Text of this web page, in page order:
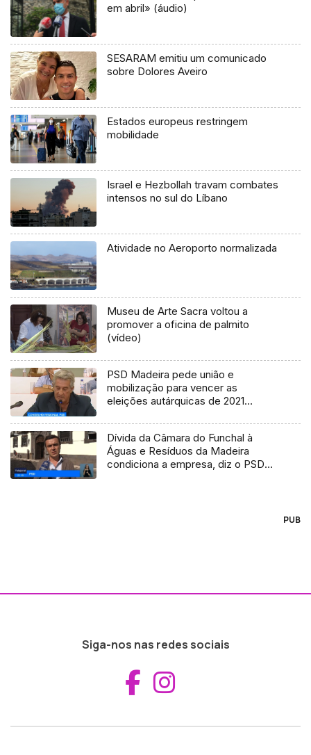
em abril» (áudio)
SESARAM emitiu um comunicado
sobre Dolores Aveiro
Estados europeus restringem
mobilidade
Israel e Hezbollah travam combates
intensos no sul do Líbano
Atividade no Aeroporto normalizada
Museu de Arte Sacra voltou a
promover a oficina de palmito
(vídeo)
PSD Madeira pede união e
mobilização para vencer as
eleições autárquicas de 2021
Dívida da Câmara do Funchal à
Águas e Resíduos da Madeira
condiciona a empresa, diz o PSD
PUB
Siga-nos nas redes sociais
Aceder ao